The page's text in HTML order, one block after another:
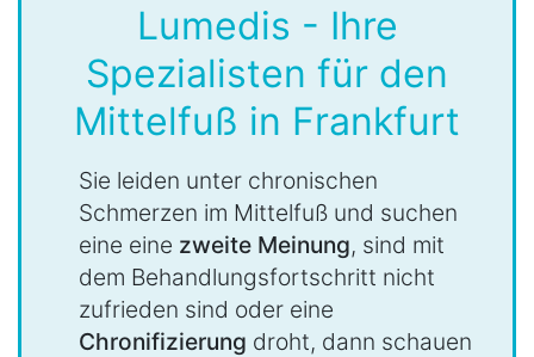
Lumedis - Ihre
Spezialisten für den
Mittelfuß in Frankfurt
Sie leiden unter chronischen
Schmerzen im Mittelfuß und suchen
eine eine zweite Meinung, sind mit
dem Behandlungsfortschritt nicht
zufrieden sind oder eine
Chronifizierung droht, dann schauen